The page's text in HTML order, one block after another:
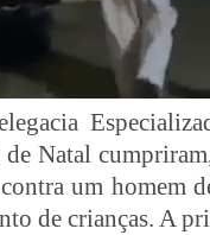
Natal
um homem
de crianças. A